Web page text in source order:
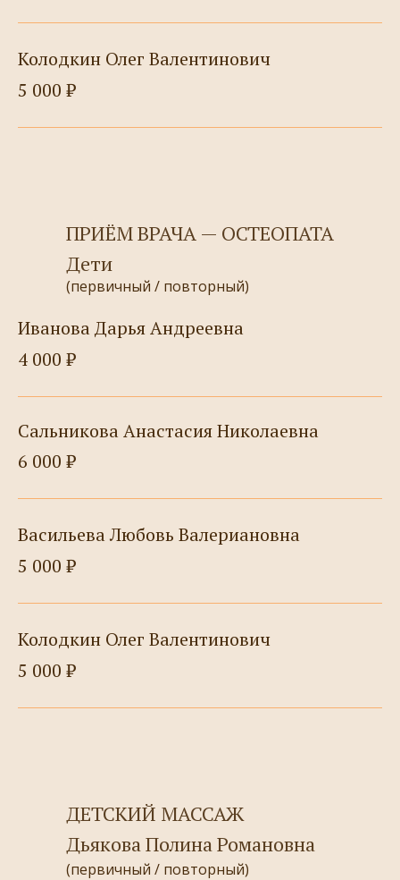
Колодкин Олег Валентинович
5 000 ₽
ПРИЁМ ВРАЧА — ОСТЕОПАТА
Дети
(первичный / повторный)
Иванова Дарья Андреевна
4 000 ₽
Сальникова Анастасия Николаевна
6 000 ₽
Васильева Любовь Валериановна
5 000 ₽
Колодкин Олег Валентинович
5 000 ₽
ДЕТСКИЙ МАССАЖ
Дьякова Полина Романовна
(первичный / повторный)